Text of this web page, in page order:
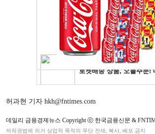
허과현 기자 hkh@fntimes.com
데일리 금융경제뉴스 Copyright ⓒ 한국금융신문 &
저작권법에 의거 상업적 목적의 무단 전재, 복사, 배포 금지